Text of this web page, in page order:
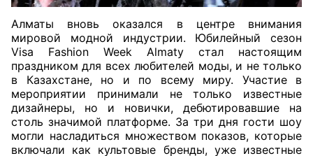
Алматы вновь оказался в центре внимания
мировой модной индустрии. Юбилейный сезон
Visa Fashion Week Almaty стал настоящим
праздником для всех любителей моды, и не только
в Казахстане, но и по всему миру. Участие в
мероприятии принимали не только известные
дизайнеры, но и новички, дебютировавшие на
столь значимой платформе. За три дня гости шоу
могли насладиться множеством показов, которые
включали как культовые бренды, уже известные